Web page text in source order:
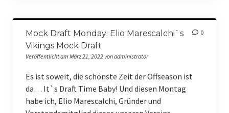
Mock Draft Monday: Elio Marescalchi`s
Vikings Mock Draft
Veröffentlicht am März 21, 2022 von administrator
0
Es ist soweit, die schönste Zeit der Offseason ist
da… It`s Draft Time Baby! Und diesen Montag
habe ich, Elio Marescalchi, Gründer und